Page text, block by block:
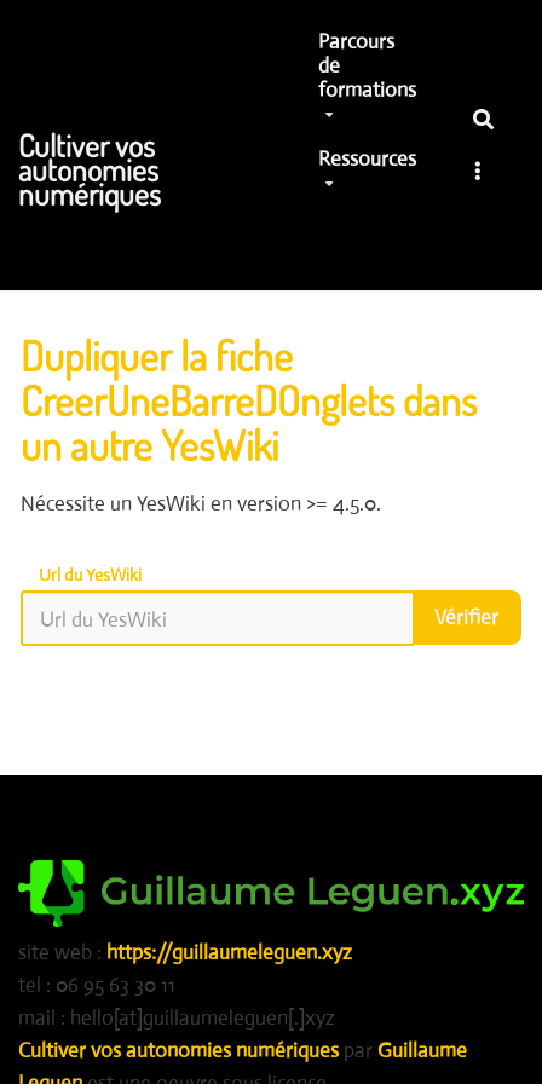
Cultiver vos
autonomies
numériques
Parcours
de
formations
Ressources
Dupliquer la fiche
CreerUneBarreDOnglets dans
un autre YesWiki
Nécessite un YesWiki en version >= 4.5.0.
Url du YesWiki
Vérifier
site web : https://guillaumeleguen.xyz
tel : 06 95 63 30 11
mail : hello[at]guillaumeleguen[.]xyz
Cultiver vos autonomies numériquespar Guillaume